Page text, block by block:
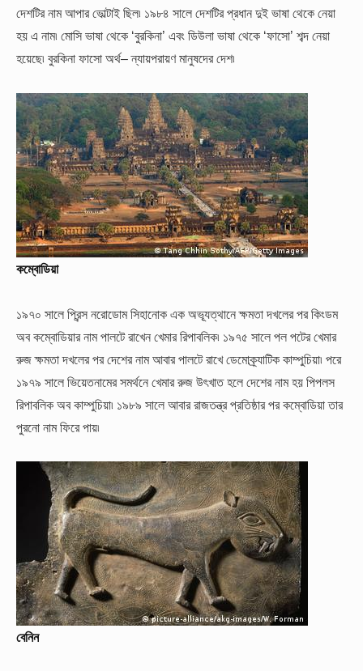
দেশটির নাম আপার ভোল্টাই ছিল৷ ১৯৮৪ সালে দেশটির প্রধান দুই ভাষা থেকে নেয়া
হয় এ নাম৷ মোসি ভাষা থেকে ‘বুরকিনা’ এবং ডিউলা ভাষা থেকে ‘ফাসো’ শব্দ নেয়া
হয়েছে৷ বুরকিনা ফাসো অর্থ– ন্যায়পরায়ণ মানুষদের দেশ৷
কম্বোডিয়া
১৯৭০ সালে প্রিন্স নরোডোম সিহানোক এক অভ্যূত্থানে ক্ষমতা দখলের পর কিংডম
অব কম্বোডিয়ার নাম পালটে রাখেন খেমার রিপাবলিক৷ ১৯৭৫ সালে পল পটের খেমার
রুজ ক্ষমতা দখলের পর দেশের নাম আবার পালটে রাখে ডেমোক্র্যাটিক কাম্পুচিয়া৷ পরে
১৯৭৯ সালে ভিয়েতনামের সমর্থনে খেমার রুজ উৎখাত হলে দেশের নাম হয় পিপলস
রিপাবলিক অব কাম্পুচিয়া৷ ১৯৮৯ সালে আবার রাজতন্ত্র প্রতিষ্ঠার পর কম্বোডিয়া তার
পুরনো নাম ফিরে পায়৷
বেনিন